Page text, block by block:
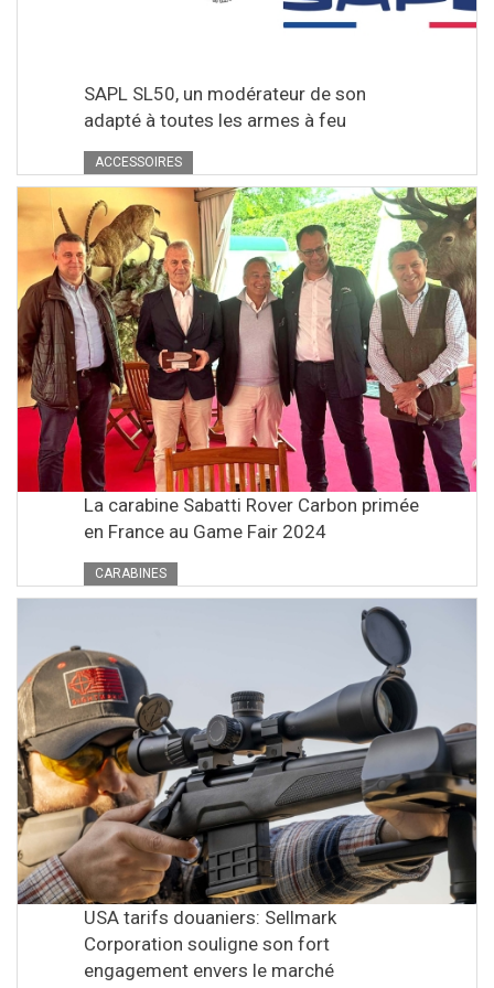
SAPL SL50, un modérateur de son
adapté à toutes les armes à feu
ACCESSOIRES
La carabine Sabatti Rover Carbon primée
en France au Game Fair 2024
CARABINES
USA tarifs douaniers: Sellmark
Corporation souligne son fort
engagement envers le marché